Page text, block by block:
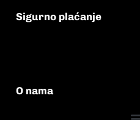
Sigurno plaćanje
O nama